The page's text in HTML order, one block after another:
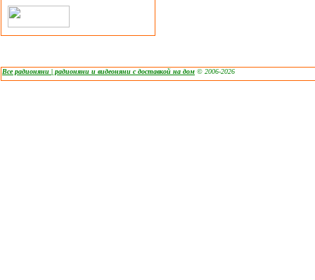
Все радионяни | радионяни и видеоняни с доставкой на дом © 2006-2026